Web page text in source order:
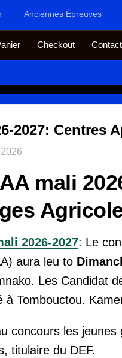
Anciennes Épreuves
Checkout
2027: Centres
mali
2026-2027: Le
aura leu to
Les Candidat
Tombouctou.
concours les
titulaire du DEF.